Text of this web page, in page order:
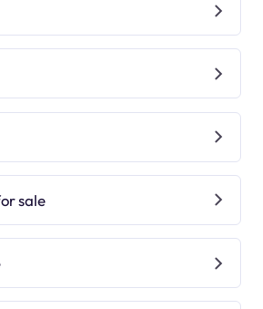
sale